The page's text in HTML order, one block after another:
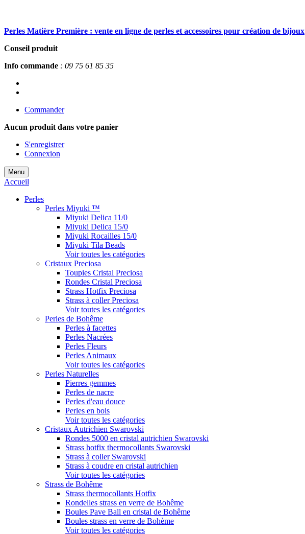
Perles Matière Première : vente en ligne de perles et accessoires pour création de bijoux
Conseil produit
Info commande : 09 75 61 85 35
Commander
Aucun produit dans votre panier
S'enregistrer
Connexion
Menu
Accueil
Perles
Perles Miyuki ™
Miyuki Delica 11/0
Miyuki Delica 15/0
Miyuki Rocailles 15/0
Miyuki Tila Beads
Voir toutes les catégories
Cristaux Preciosa
Toupies Cristal Preciosa
Rondes Cristal Preciosa
Strass Hotfix Preciosa
Strass à coller Preciosa
Voir toutes les catégories
Perles de Bohême
Perles à facettes
Perles Nacrées
Perles Fleurs
Perles Animaux
Voir toutes les catégories
Perles Naturelles
Pierres gemmes
Perles de nacre
Perles d'eau douce
Perles en bois
Voir toutes les catégories
Cristaux Autrichien Swarovski
Rondes 5000 en cristal autrichien Swarovski
Strass hotfix thermocollants Swarovski
Strass à coller Swarovski
Strass à coudre en cristal autrichien
Voir toutes les catégories
Strass de Bohême
Strass thermocollants Hotfix
Rondelles strass en verre de Bohême
Boules Pave Ball en cristal de Bohême
Boules strass en verre de Bohème
Voir toutes les catégories